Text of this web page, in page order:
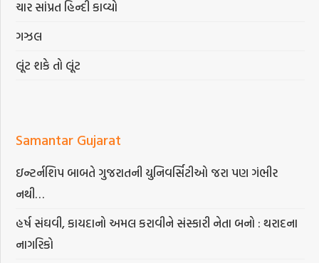
ચાર સાંપ્રત હિન્દી કાવ્યો
ગઝલ
લૂંટ શકે તો લૂંટ
Samantar Gujarat
ઇન્ટર્નશિપ બાબતે ગુજરાતની યુનિવર્સિટીઓ જરા પણ ગંભીર
નથી…
હર્ષ સંઘવી, કાયદાનો અમલ કરાવીને સંસ્કારી નેતા બનો : થરાદના
નાગરિકો